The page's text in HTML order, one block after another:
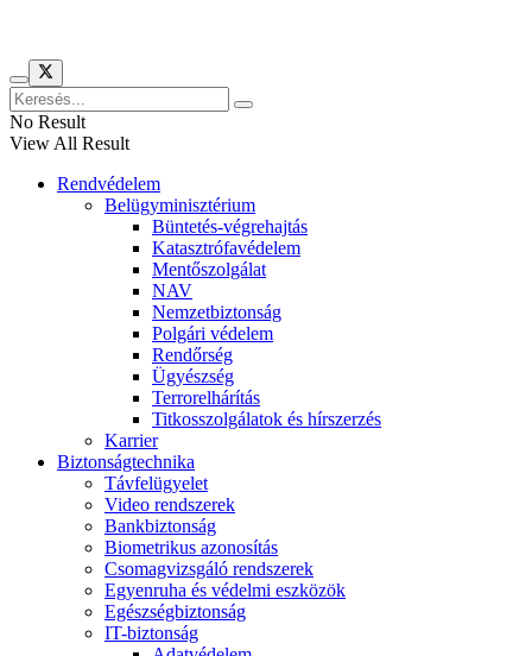
No Result
View All Result
Rendvédelem
Belügyminisztérium
Büntetés-végrehajtás
Katasztrófavédelem
Mentőszolgálat
NAV
Nemzetbiztonság
Polgári védelem
Rendőrség
Ügyészség
Terrorelhárítás
Titkosszolgálatok és hírszerzés
Karrier
Biztonságtechnika
Távfelügyelet
Video rendszerek
Bankbiztonság
Biometrikus azonosítás
Csomagvizsgáló rendszerek
Egyenruha és védelmi eszközök
Egészségbiztonság
IT-biztonság